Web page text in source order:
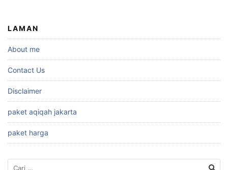
LAMAN
About me
Contact Us
Disclaimer
paket aqiqah jakarta
paket harga
Cari